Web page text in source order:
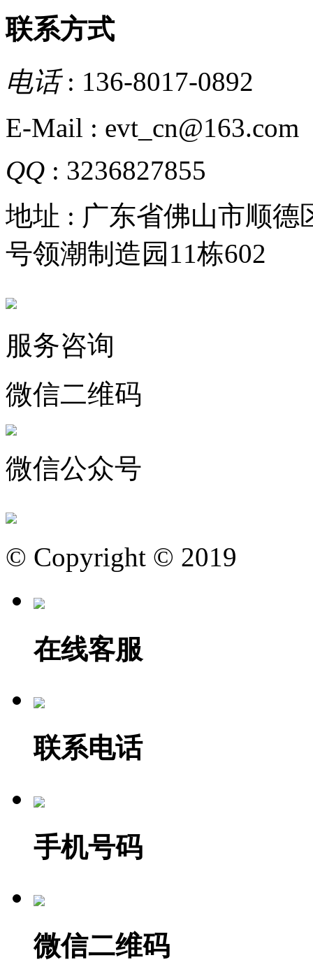
联系方式
电话: 136-8017-0892
E-Mail : evt_cn@163.com
QQ : 3236827855
地址 : 广东省佛山市顺德
号领潮制造园11栋602
服务咨询
微信二维码
微信公众号
© Copyright © 2019
在线客服
联系电话
手机号码
微信二维码